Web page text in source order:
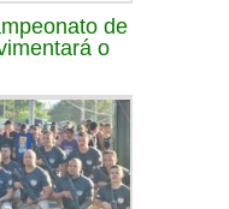
de
o